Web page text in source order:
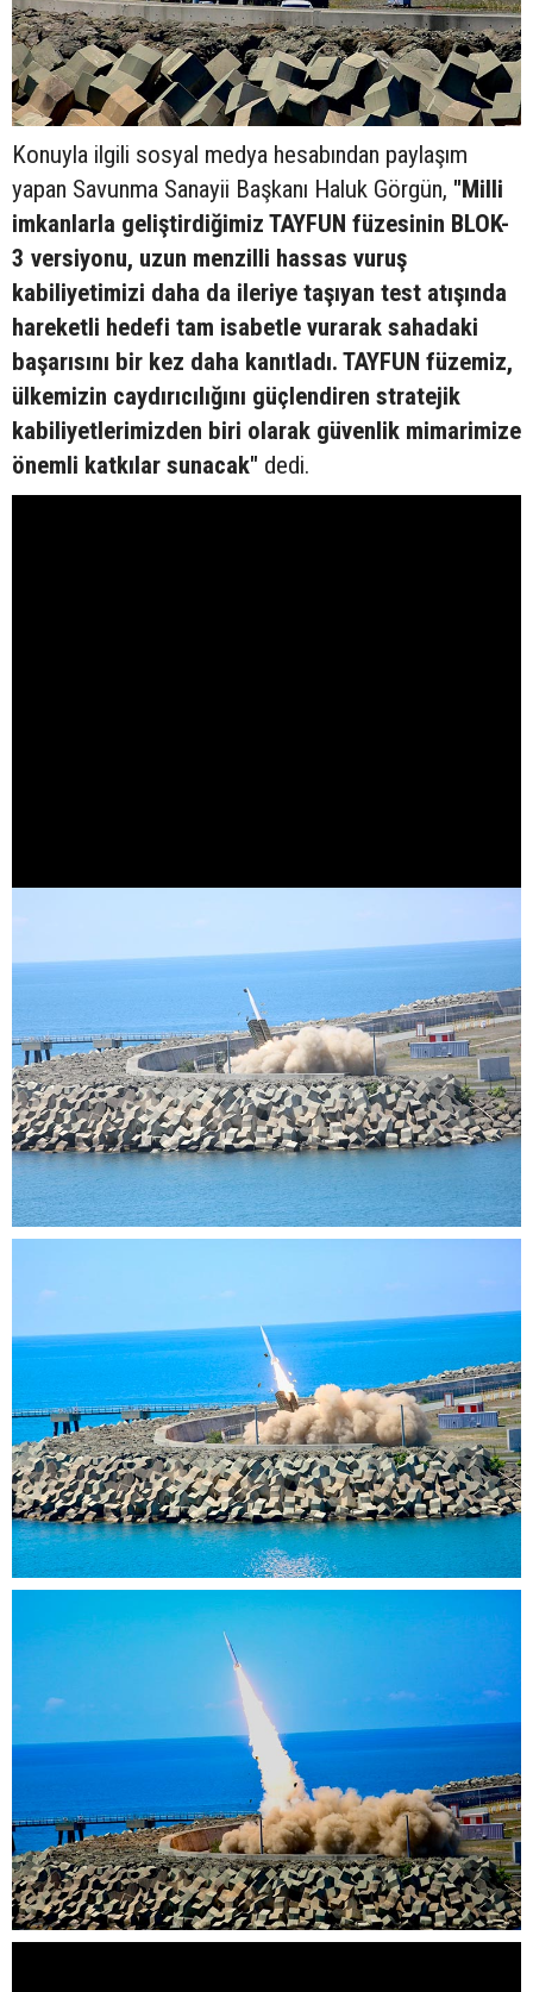
Konuyla ilgili sosyal medya hesabından paylaşım
yapan Savunma Sanayii Başkanı Haluk Görgün, "Milli
imkanlarla geliştirdiğimiz TAYFUN füzesinin BLOK-
3 versiyonu, uzun menzilli hassas vuruş
kabiliyetimizi daha da ileriye taşıyan test atışında
hareketli hedefi tam isabetle vurarak sahadaki
başarısını bir kez daha kanıtladı. TAYFUN füzemiz,
ülkemizin caydırıcılığını güçlendiren stratejik
kabiliyetlerimizden biri olarak güvenlik mimarimize
önemli katkılar sunacak" dedi.